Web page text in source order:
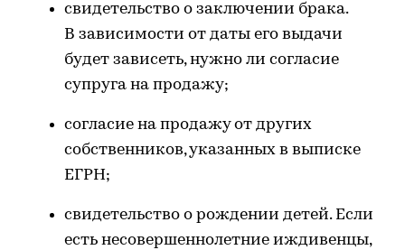
свидетельство о заключении брака.
В зависимости от даты его выдачи
будет зависеть, нужно ли согласие
супруга на продажу;
согласие на продажу от других
собственников, указанных в выписке
ЕГРН;
свидетельство о рождении детей. Если
есть несовершеннолетние иждивенцы,